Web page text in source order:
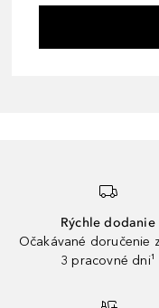
Rýchle dodanie
Očakávané doručenie
3 pracovné dni¹